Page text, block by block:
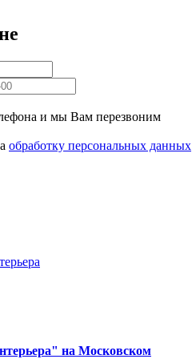
и мы Вам перезвоним
обработку персональных данных
на Московском